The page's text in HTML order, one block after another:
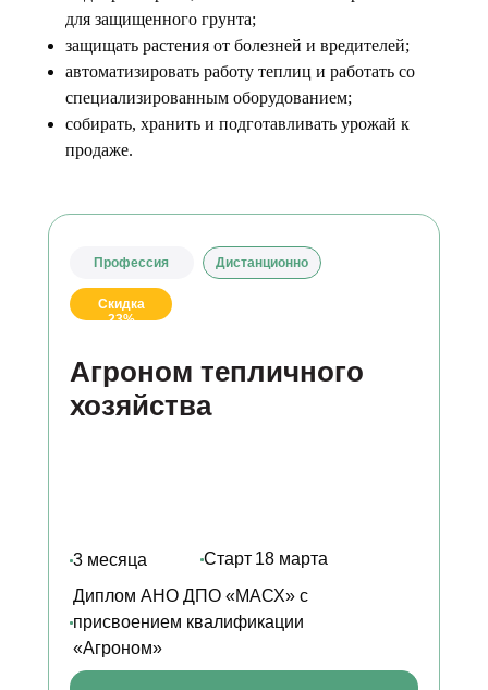
для защищенного грунта;
защищать растения от болезней и вредителей;
автоматизировать работу теплиц и работать со
специализированным оборудованием;
собирать, хранить и подготавливать урожай к
продаже.
Агроном тепличного
хозяйства
Профессия
Диплом АНО ДПО «МАСХ» с
присвоением квалификации
«Агроном»
Старт 18 марта
3 месяца
Дистанционно
Скидка
23%